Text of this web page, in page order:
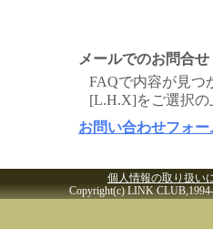
メールでのお問合せ
FAQで内容が見つ
[L.H.X]をご選択
お問い合わせフォー
個人情報の取り扱い
Copyright(c) LINK CLUB,1994-